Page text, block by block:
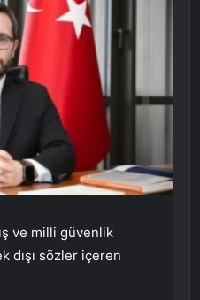
ve milli güvenlik
dışı sözler içeren